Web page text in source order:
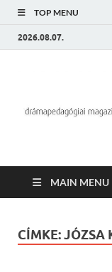
TOP MENU
2026.08.07.
MAIN MENU
CÍMKE:JÓZSA